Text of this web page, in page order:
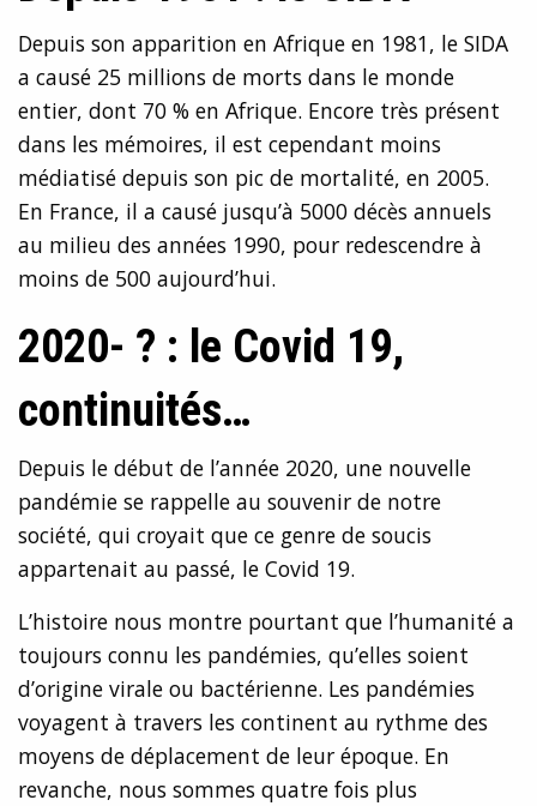
Depuis son apparition en Afrique en 1981, le SIDA
a causé 25 millions de morts dans le monde
entier, dont 70 % en Afrique. Encore très présent
dans les mémoires, il est cependant moins
médiatisé depuis son pic de mortalité, en 2005.
En France, il a causé jusqu’à 5000 décès annuels
au milieu des années 1990, pour redescendre à
moins de 500 aujourd’hui.
2020- ? : le Covid 19,
continuités…
Depuis le début de l’année 2020, une nouvelle
pandémie se rappelle au souvenir de notre
société, qui croyait que ce genre de soucis
appartenait au passé, le Covid 19.
L’histoire nous montre pourtant que l’humanité a
toujours connu les pandémies, qu’elles soient
d’origine virale ou bactérienne. Les pandémies
voyagent à travers les continent au rythme des
moyens de déplacement de leur époque. En
revanche, nous sommes quatre fois plus